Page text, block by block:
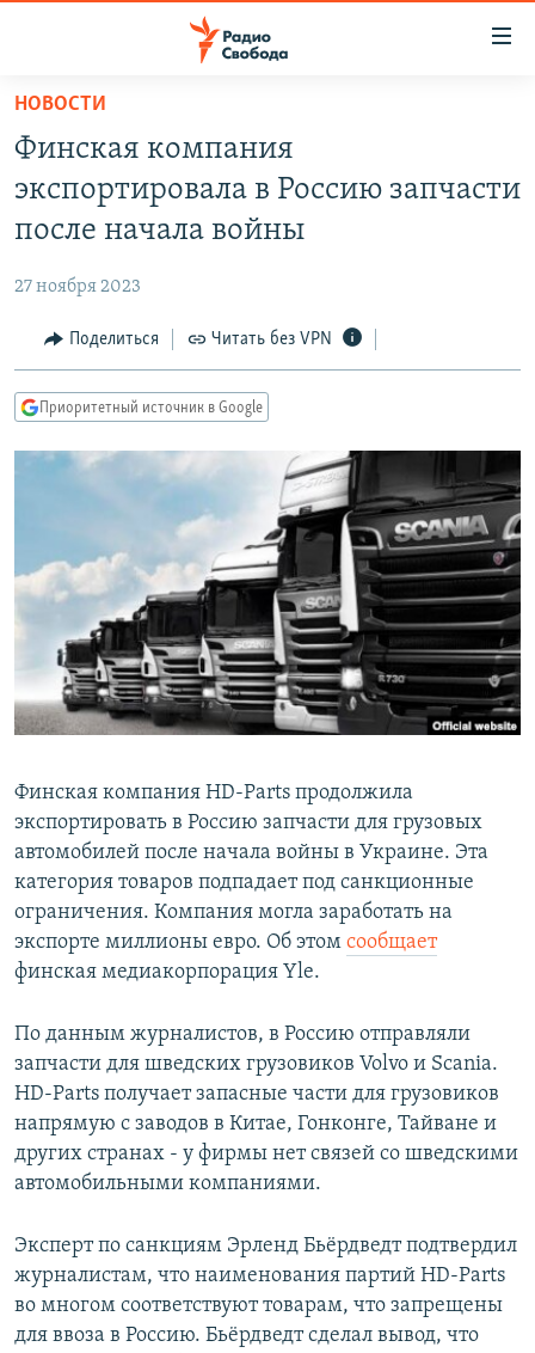
упрощенного
доступа
основному
Вернутся
Вернутся
АВТОРСКИЕ ПРОЕКТЫ
МНЕНИЯ
КУЛЬТУРА
КАВКАЗ.РЕАЛИИ
СЕВЕР.РЕАЛИИ
РАСПИСАНИЕ ВЕЩАНИЯ
ПОДПИШИТЕСЬ НА РАССЫЛКУ
СОЦИАЛЬНЫЕ СЕТИ
Все сайты РСЕ/РС
НОВОСТИ
Финская компания
экспортировала в Россию запчасти
после начала войны
27 ноября 2023
Поделиться Читать без VPN
Приоритетный источник в Google
Финская компания HD-Parts продолжила
экспортировать в Россию запчасти для грузовых
автомобилей после начала войны в Украине. Эта
категория товаров подпадает под санкционные
ограничения. Компания могла заработать на
экспорте миллионы евро. Об этом сообщает
финская медиакорпорация Yle.
По данным журналистов, в Россию отправляли
запчасти для шведских грузовиков Volvo и Scania.
HD-Parts получает запасные части для грузовиков
напрямую с заводов в Китае, Гонконге, Тайване и
других странах - у фирмы нет связей со шведскими
автомобильными компаниями.
Эксперт по санкциям Эрленд Бьёрдведт подтвердил
журналистам, что наименования партий HD-Parts
во многом соответствуют товарам, что запрещены
для ввоза в Россию. Бьёрдведт сделал вывод, что